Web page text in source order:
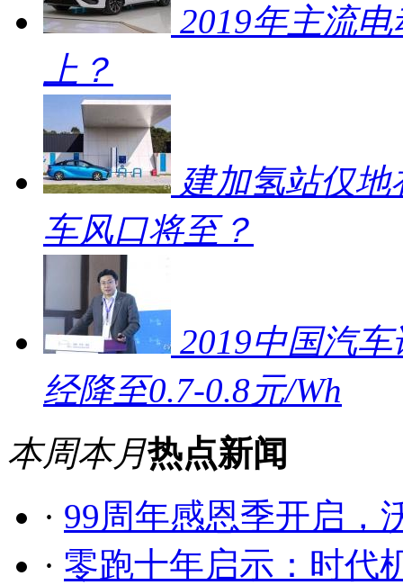
2019年主流
上？
建加氢站仅地
车风口将至？
2019中国汽
经降至0.7-0.8元/Wh
本周本月热点新闻
· 99周年感恩季开启，
· 零跑十年启示：时代